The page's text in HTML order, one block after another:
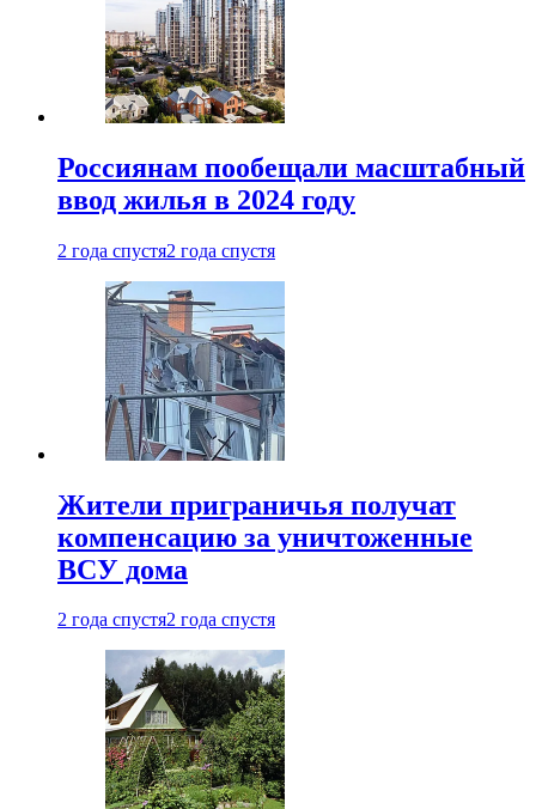
Россиянам пообещали масштабный
ввод жилья в 2024 году
2 года спустя2 года спустя
Жители приграничья получат
компенсацию за уничтоженные
ВСУ дома
2 года спустя2 года спустя